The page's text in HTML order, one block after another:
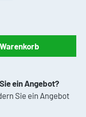
ein Angebot?
Sie ein Angebot